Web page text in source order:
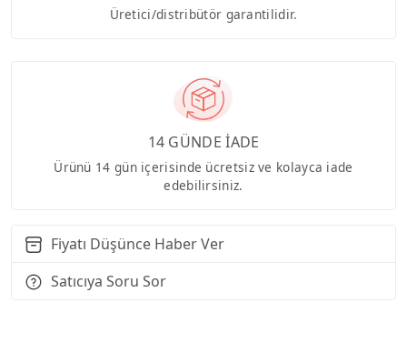
Üretici/distribütör garantilidir.
14 GÜNDE İADE
Ürünü 14 gün içerisinde ücretsiz ve kolayca iade
edebilirsiniz.
Fiyatı Düşünce Haber Ver
Satıcıya Soru Sor